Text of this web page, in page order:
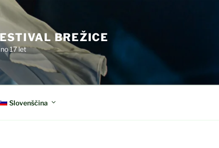
BREŽICE
17 let
Slovenščina